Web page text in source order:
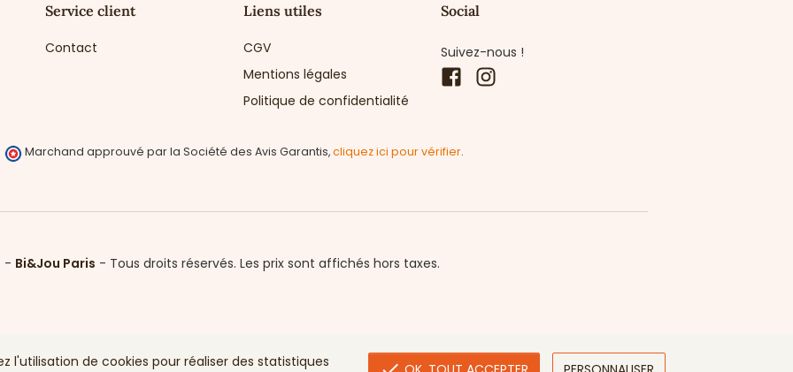
Service client
Contact
Liens utiles
CGV
Mentions légales
Politique de confidentialité
Social
Suivez-nous !
Facebook
Marchand approuvé par la Société des Avis Garantis,cliquez ici pour vérifier.
- Bi&Jou Paris - Tous droits réservés. Les prix sont affichés hors taxes.
l'utilisation de cookies pour réaliser des statistiques